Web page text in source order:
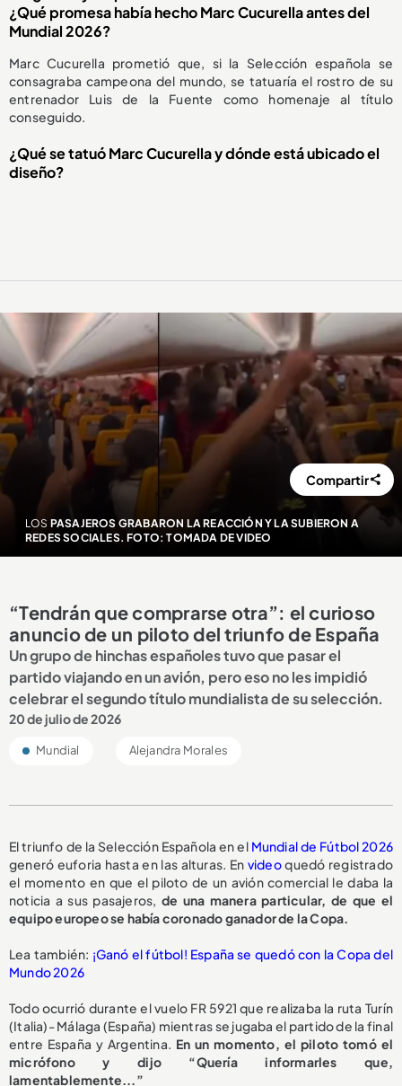
¿Qué promesa había hecho Marc Cucurella antes del
Mundial 2026?
Marc Cucurella prometió que, si la Selección española se
consagraba campeona del mundo, se tatuaría el rostro de su
entrenador Luis de la Fuente como homenaje al título
conseguido.
¿Qué se tatuó Marc Cucurella y dónde está ubicado el
diseño?
LOS PASAJEROS GRABARON LA REACCIÓN Y LA SUBIERON A
REDES SOCIALES. FOTO: TOMADA DE VIDEO
Compartir
“Tendrán que comprarse otra”: el curioso
anuncio de un piloto del triunfo de España
Un grupo de hinchas españoles tuvo que pasar el
partido viajando en un avión, pero eso no les impidió
celebrar el segundo título mundialista de su selección.
20 de julio de 2026
Mundial Alejandra Morales
El triunfo de la Selección Española en elMundial de Fútbol 2026
generó euforia hasta en las alturas. En videoquedó registrado
el momento en que el piloto de un avión comercial le daba la
noticia a sus pasajeros, de una manera particular, de que el
equipo europeo se había coronado ganador de la Copa.
Lea también: ¡Ganó el fútbol! España se quedó con la Copa del
Mundo 2026
Todo ocurrió durante el vuelo FR 5921 que realizaba la ruta Turín
(Italia)- Málaga (España) mientras se jugaba el partido de la final
entre España y Argentina. En un momento, el piloto tomó el
micrófono y dijo “Quería informarles que,
lamentablemente...”